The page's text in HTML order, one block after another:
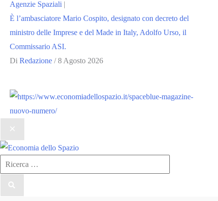
Agenzie Spaziali |
È l’ambasciatore Mario Cospito, designato con decreto del
ministro delle Imprese e del Made in Italy, Adolfo Urso, il
Commissario ASI.
Di Redazione /8 Agosto 2026
Ricerca
per: